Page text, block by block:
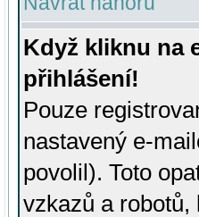
Když kliknu na
přihlášení!
Pouze
nastavený e-
povolil). Toto
vzkazů a